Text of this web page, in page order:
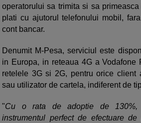
operatorului sa trimita si sa
plati cu ajutorul telefonului mobil,
cont bancar.
Denumit M-Pesa, serviciul este
in Europa, in reteaua 4G a Vodafone
retelele 3G si 2G, pentru orice client
sau utilizator de cartela, indiferent de
"Cu o rata de adoptie de 130%,
instrumentul perfect de efectuare